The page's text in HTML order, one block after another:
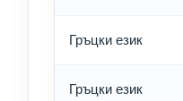
Гръцки език
Гръцки език